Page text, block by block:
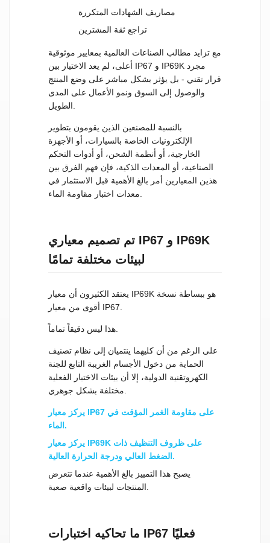
مصاريف الشهادات المتكررة
تراجع ثقة المشترين
مع تزايد مطالب الصناعات العالمية بمعايير موثوقية
أعلى، لم يعد الاختيار بين IP67 و IP69K مجرد
قرار تقني - بل يؤثر بشكل مباشر على وضع المنتج
والوصول إلى السوق ونمو الأعمال على المدى
بالنسبة للمصنعين الذين يقومون بتطوير
الإلكترونيات الخاصة بالسيارات، أو الأجهزة
الخارجية، أو أنظمة الشحن، أو أدوات التحكم
الصناعية، أو المعدات الذكية، فإن فهم الفرق بين
هذين المعيارين أمر بالغ الأهمية قبل الاستثمار في
تم تصميم معياري IP67 و IP69K
لبيئات مختلفة تمامًا
يعتقد الكثيرون أن معيار IP69K هو ببساطة نسخة
أقوى من معيار IP67.
على الرغم من أن كليهما ينتميان إلى نظام تصنيف
الحماية من دخول الأجسام الغريبة التابع للجنة
الكهروتقنية الدولية، إلا أن بيئات الاختبار الفعلية
يركز معيار IP67 على مقاومة الغمر المؤقت في
الماء.
يركز معيار IP69K على ظروف التنظيف ذات
الضغط العالي ودرجة الحرارة العالية.
يصبح هذا التمييز بالغ الأهمية عندما تتعرض
ما تحاكيه اختبارات IP67 فعليًا